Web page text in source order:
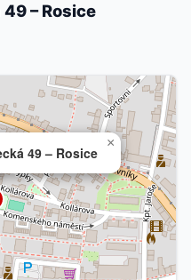
– Rosice
49 – Rosice
×